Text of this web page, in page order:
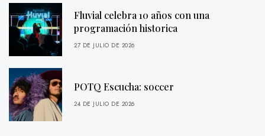
Fluvial celebra 10 años con una
programación historica
27 DE JULIO DE 2026
POTQ Escucha: soccer
24 DE JULIO DE 2026